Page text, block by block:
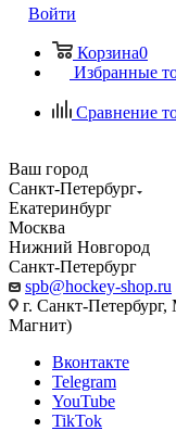
Войти
Корзина0
Избранные
Сравнение
Ваш город
Санкт-Петербург
Екатеринбург
Москва
Нижний Новгород
Санкт-Петербург
spb@hockey-shop.ru
г. Санкт-
Магнит)
Вконтакте
Telegram
YouTube
TikTok